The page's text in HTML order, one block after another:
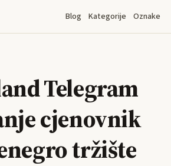
Blog Kategorije Oznake
Telegram
cjenovnik
tržište